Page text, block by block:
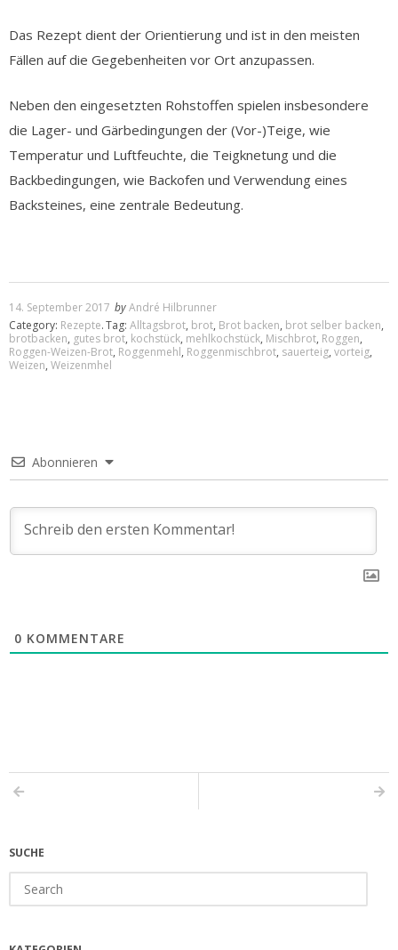
Das Rezept dient der Orientierung und ist in den meisten
Fällen auf die Gegebenheiten vor Ort anzupassen.
Neben den eingesetzten Rohstoffen spielen insbesondere
die Lager- und Gärbedingungen der (Vor-)Teige, wie
Temperatur und Luftfeuchte, die Teigknetung und die
Backbedingungen, wie Backofen und Verwendung eines
Backsteines, eine zentrale Bedeutung.
14. September 2017 byAndré Hilbrunner
Category: Rezepte.Tag: Alltagsbrot, brot, Brot backen, brot selber backen,
brotbacken, gutes brot, kochstück, mehlkochstück, Mischbrot, Roggen,
Roggen-Weizen-Brot, Roggenmehl, Roggenmischbrot, sauerteig, vorteig,
Weizen, Weizenmhel
Abonnieren
0 KOMMENTARE
SUCHE
for: